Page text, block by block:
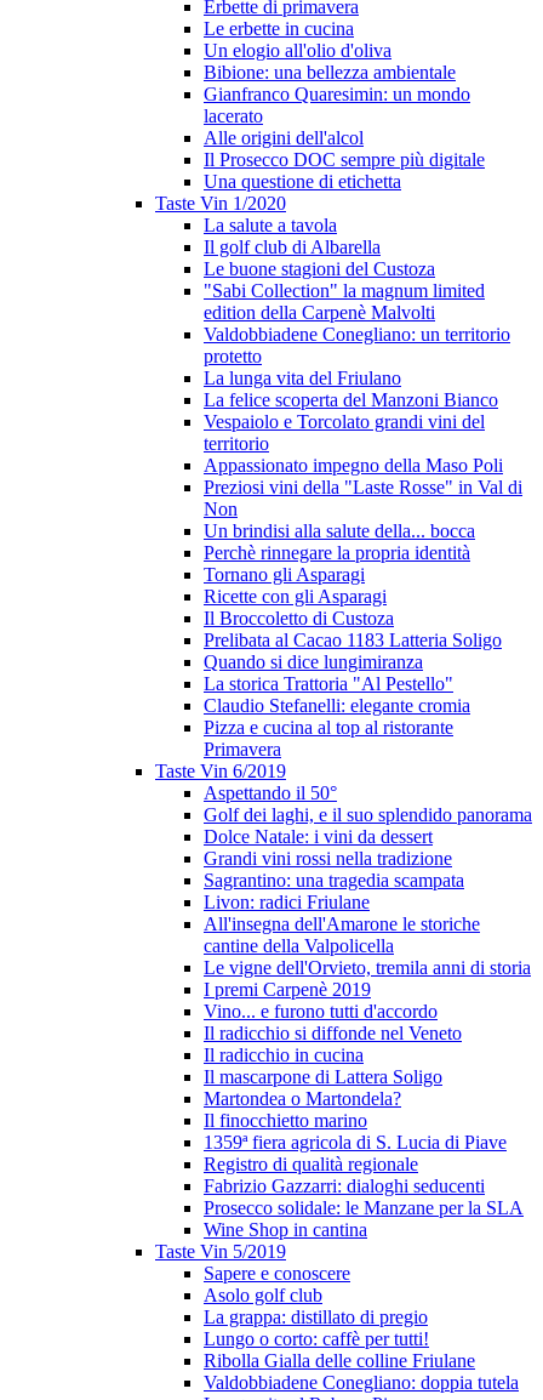
Erbette di primavera
Le erbette in cucina
Un elogio all'olio d'oliva
Bibione: una bellezza ambientale
Gianfranco Quaresimin: un mondo
lacerato
Alle origini dell'alcol
Il Prosecco DOC sempre più digitale
Una questione di etichetta
Taste Vin 1/2020
La salute a tavola
Il golf club di Albarella
Le buone stagioni del Custoza
"Sabi Collection" la magnum limited
edition della Carpenè Malvolti
Valdobbiadene Conegliano: un territorio
protetto
La lunga vita del Friulano
La felice scoperta del Manzoni Bianco
Vespaiolo e Torcolato grandi vini del
territorio
Appassionato impegno della Maso Poli
Preziosi vini della "Laste Rosse" in Val di
Non
Un brindisi alla salute della... bocca
Perchè rinnegare la propria identità
Tornano gli Asparagi
Ricette con gli Asparagi
Il Broccoletto di Custoza
Prelibata al Cacao 1183 Latteria Soligo
Quando si dice lungimiranza
La storica Trattoria "Al Pestello"
Claudio Stefanelli: elegante cromia
Pizza e cucina al top al ristorante
Primavera
Taste Vin 6/2019
Aspettando il 50°
Golf dei laghi, e il suo splendido panorama
Dolce Natale: i vini da dessert
Grandi vini rossi nella tradizione
Sagrantino: una tragedia scampata
Livon: radici Friulane
All'insegna dell'Amarone le storiche
cantine della Valpolicella
Le vigne dell'Orvieto, tremila anni di storia
I premi Carpenè 2019
Vino... e furono tutti d'accordo
Il radicchio si diffonde nel Veneto
Il radicchio in cucina
Il mascarpone di Lattera Soligo
Martondea o Martondela?
Il finocchietto marino
1359ª fiera agricola di S. Lucia di Piave
Registro di qualità regionale
Fabrizio Gazzarri: dialoghi seducenti
Prosecco solidale: le Manzane per la SLA
Wine Shop in cantina
Taste Vin 5/2019
Sapere e conoscere
Asolo golf club
La grappa: distillato di pregio
Lungo o corto: caffè per tutti!
Ribolla Gialla delle colline Friulane
Valdobbiadene Conegliano: doppia tutela